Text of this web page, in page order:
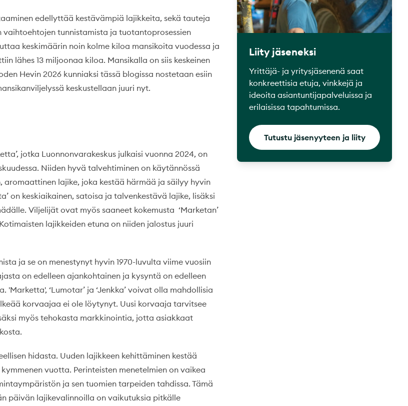
edellyttää kestävämpiä lajikkeita, sekä tauteja
tunnistamista ja tuotantoprosessien
keskimäärin noin kolme kiloa mansikoita vuodessa ja
lähes 13 miljoonaa kiloa. Mansikalla on siis keskeinen
Hevin 2026 kunniaksi tässä blogissa nostetaan esiin
keskustellaan juuri nyt.
jotka Luonnonvarakeskus julkaisi vuonna 2024, on
Niiden hyvä talvehtiminen on käytännössä
aromaattinen lajike, joka kestää härmää ja säilyy hyvin
on keskiaikainen, satoisa ja talvenkestävä lajike, lisäksi
Viljelijät ovat myös saaneet kokemusta ‘Marketan’
lajikkeiden etuna on niiden jalostus juuri
ja se on menestynyt hyvin 1970-luvulta viime vuosiin
on edelleen ajankohtainen ja kysyntä on edelleen
'Marketta', ‘Lumotar’ ja ‘Jenkka’ voivat olla mahdollisia
korvaajaa ei ole löytynyt. Uusi korvaaja tarvitsee
myös tehokasta markkinointia, jotta asiakkaat
hidasta. Uuden lajikkeen kehittäminen kestää
vuotta. Perinteisten menetelmien on vaikea
ja sen tuomien tarpeiden tahdissa. Tämä
päivän lajikevalinnoilla on vaikutuksia pitkälle
Liity jäseneksi
Yrittäjä- ja yritysjäsenenä saat
konkreettisia etuja, vinkkejä ja
ideoita asiantuntijapalveluissa ja
erilaisissa tapahtumissa.
Tutustu jäsenyyteen ja liity